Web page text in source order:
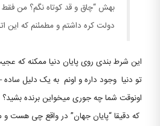
بهش “چاق و قد کوتاه نگم؟ من
دولت کره داشتم و مطمئنم که این
این شرط بندی روی پایان دنیا ممکنه که
تو دنیا وجود داره و اونم به یک دلیل
اونوقت شما چه جوری میخواین برنده
که دقیقا “پایان جهان” در واقع چی هست